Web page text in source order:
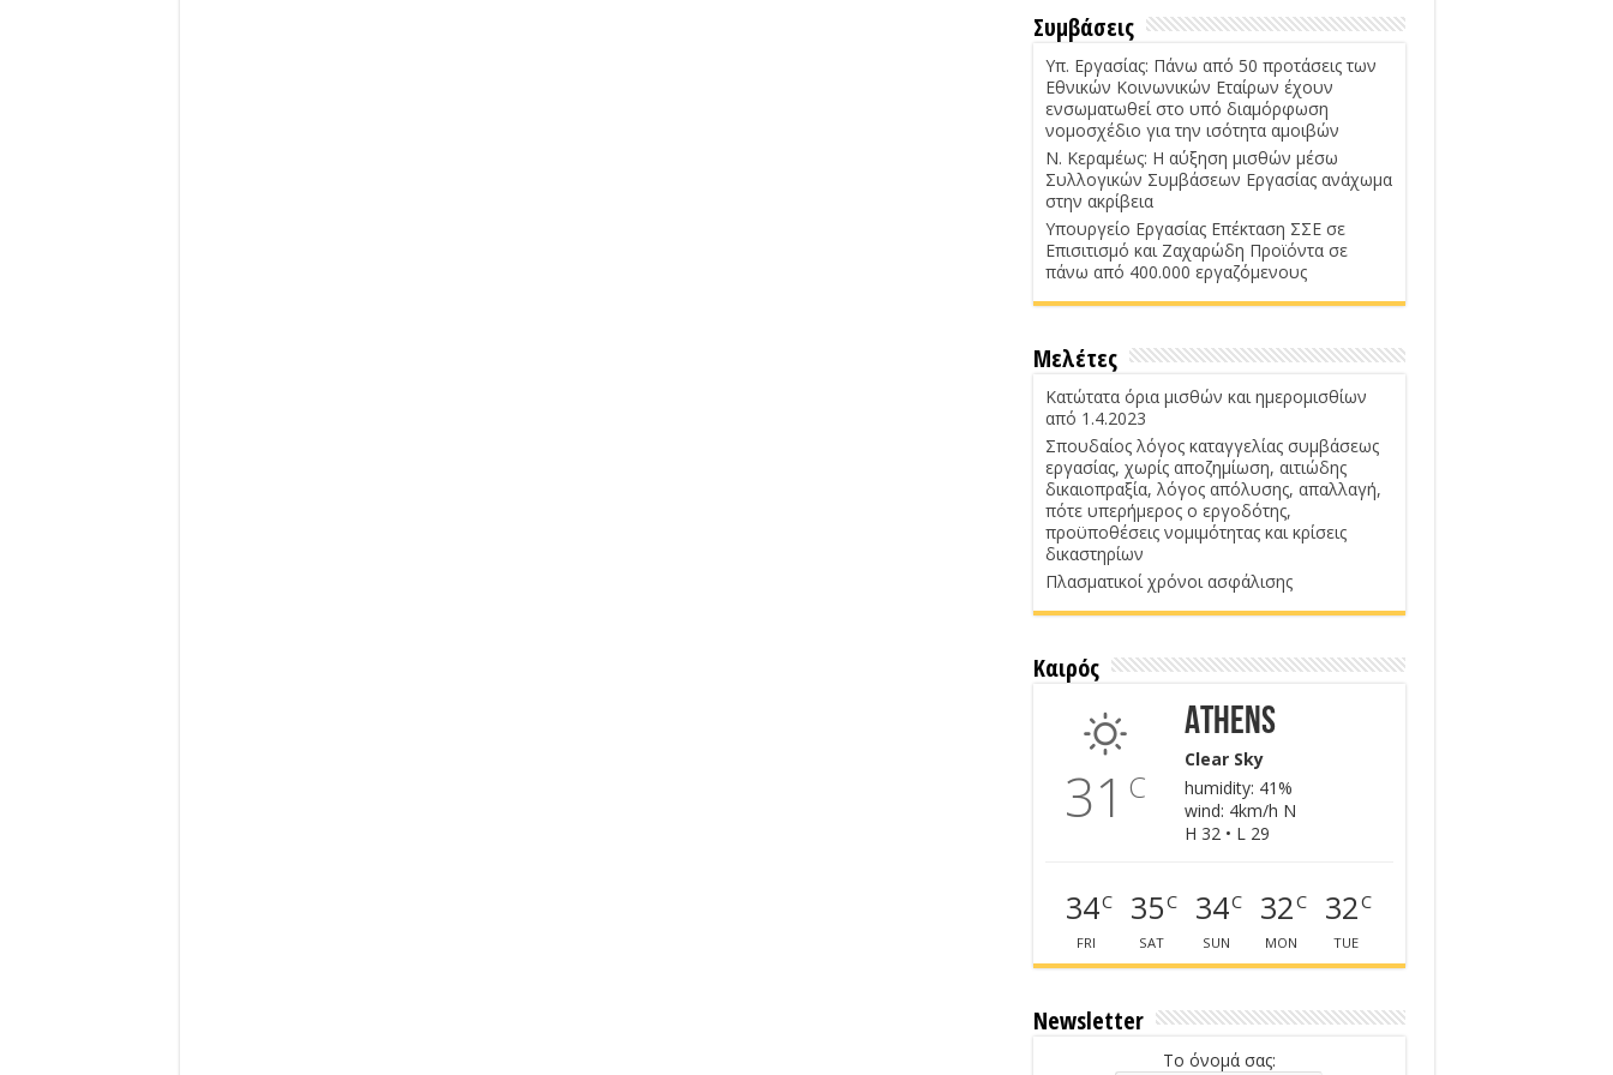
Συμβάσεις
Υπ. Εργασίας: Πάνω από 50 προτάσεις των
Εθνικών Κοινωνικών Εταίρων έχουν
ενσωματωθεί στο υπό διαμόρφωση
νομοσχέδιο για την ισότητα αμοιβών
Ν. Κεραμέως: Η αύξηση μισθών μέσω
Συλλογικών Συμβάσεων Εργασίας ανάχωμα
στην ακρίβεια
Υπουργείο Εργασίας Επέκταση ΣΣΕ σε
Επισιτισμό και Ζαχαρώδη Προϊόντα σε
πάνω από 400.000 εργαζόμενους
Μελέτες
Κατώτατα όρια μισθών και ημερομισθίων
από 1.4.2023
Σπουδαίος λόγος καταγγελίας συμβάσεως
εργασίας, χωρίς αποζημίωση, αιτιώδης
δικαιοπραξία, λόγος απόλυσης, απαλλαγή,
πότε υπερήμερος ο εργοδότης,
προϋποθέσεις νομιμότητας και κρίσεις
δικαστηρίων
Πλασματικοί χρόνοι ασφάλισης
Καιρός
31 C
Athens
Clear Sky
humidity: 41%
wind: 4km/h N
H 32 • L 29
34C
FRI
35C
SAT
34C
SUN
32C
MON
32C
TUE
Newsletter
Το όνομά σας: